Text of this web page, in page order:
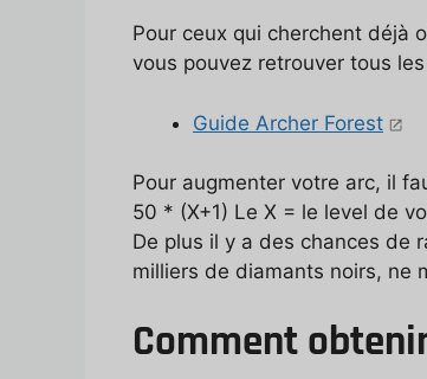
Pour ceux qui cherchent déjà
vous pouvez retrouver tous
Guide Archer Forest
Pour augmenter votre arc, il
50 * (X+1) Le X = le level de
De plus il y a des chances de
milliers de diamants noirs, ne
Comment